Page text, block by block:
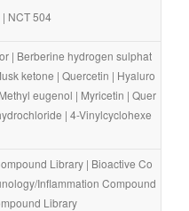
| NCT 504
| Berberine hydrogen sulphat
ketone | Quercetin | Hyaluro
Methyl eugenol | Myricetin | Quer
| 4-Vinylcyclohexe
Library | Bioactive Co
Inflammation Compound
Library